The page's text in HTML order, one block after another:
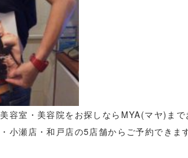
容室・美容院をお探しならMYA(マヤ)まで
小瀬店・和戸店の5店舗からご予約できます